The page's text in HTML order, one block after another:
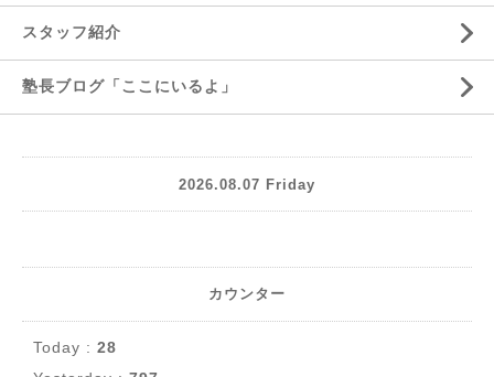
スタッフ紹介
塾長ブログ「ここにいるよ」
2026.08.07 Friday
カウンター
Today : 28